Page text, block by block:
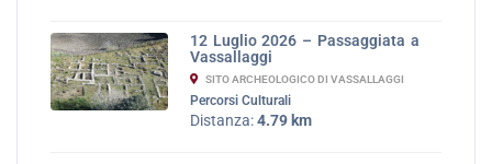
12 Luglio 2026 – Passaggiata a
Vassallaggi
SITO ARCHEOLOGICO DI VASSALLAGGI
Percorsi Culturali
Distanza:4.79 km